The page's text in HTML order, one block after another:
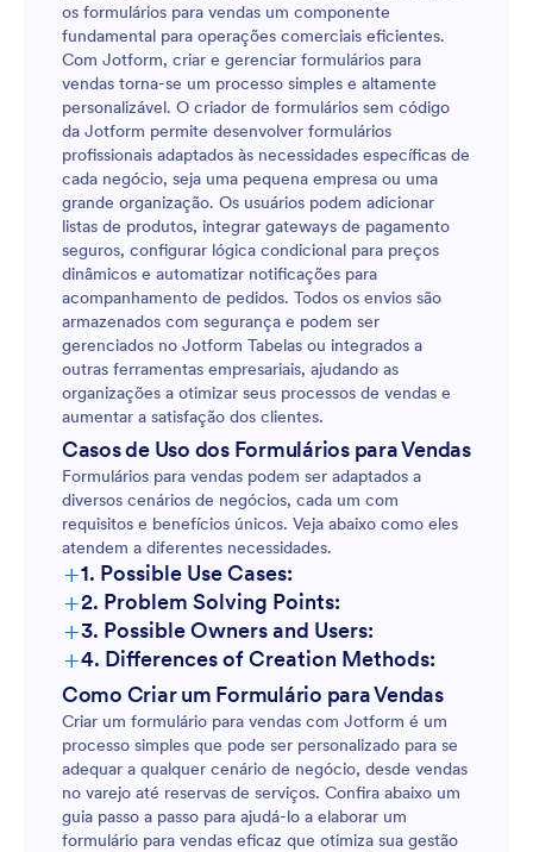
os formulários para vendas um componente
fundamental para operações comerciais eficientes.
Com Jotform, criar e gerenciar formulários para
vendas torna-se um processo simples e altamente
personalizável. O criador de formulários sem código
da Jotform permite desenvolver formulários
profissionais adaptados às necessidades específicas de
cada negócio, seja uma pequena empresa ou uma
grande organização. Os usuários podem adicionar
listas de produtos, integrar gateways de pagamento
seguros, configurar lógica condicional para preços
dinâmicos e automatizar notificações para
acompanhamento de pedidos. Todos os envios são
armazenados com segurança e podem ser
gerenciados no Jotform Tabelas ou integrados a
outras ferramentas empresariais, ajudando as
organizações a otimizar seus processos de vendas e
aumentar a satisfação dos clientes.
Casos de Uso dos Formulários para Vendas
Formulários para vendas podem ser adaptados a
diversos cenários de negócios, cada um com
requisitos e benefícios únicos. Veja abaixo como eles
atendem a diferentes necessidades.
+1. Possible Use Cases:
+2. Problem Solving Points:
+3. Possible Owners and Users:
+4. Differences of Creation Methods:
Como Criar um Formulário para Vendas
Criar um formulário para vendas com Jotform é um
processo simples que pode ser personalizado para se
adequar a qualquer cenário de negócio, desde vendas
no varejo até reservas de serviços. Confira abaixo um
guia passo a passo para ajudá-lo a elaborar um
formulário para vendas eficaz que otimiza sua gestão